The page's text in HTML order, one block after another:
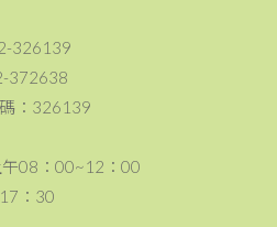
326139
372638
：326139
午08：00~12：00
：30